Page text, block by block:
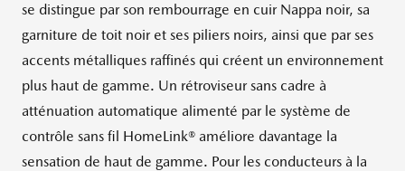
se distingue par son rembourrage en cuir Nappa noir, sa
garniture de toit noir et ses piliers noirs, ainsi que par ses
accents métalliques raffinés qui créent un environnement
plus haut de gamme. Un rétroviseur sans cadre à
atténuation automatique alimenté par le système de
contrôle sans fil HomeLink® améliore davantage la
sensation de haut de gamme. Pour les conducteurs à la